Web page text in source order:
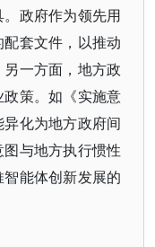
政府作为领先用
套文件，以推动
一方面，地方政
策。如《实施意
化为地方政府间
与地方执行惯性
能体创新发展的